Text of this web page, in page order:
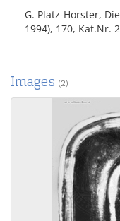
G. Platz-Horster,
1994), 170, Kat.Nr.
Images (2)